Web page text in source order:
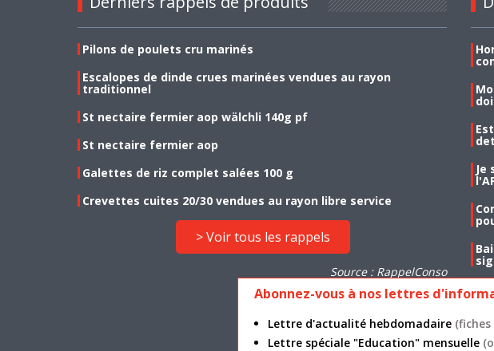
Pilons de poulets cru marinés
Escalopes de dinde crues marinées vendues au rayon
traditionnel
St nectaire fermier aop wälchli 140g pf
St nectaire fermier aop
Galettes de riz complet salées 100 g
Crevettes cuites 20/30 vendues au rayon libre service
> Voir tous les rappels
Source : RappelConso
Je
Abonnez-vous à nos lettres
Lettre d'actualité hebdomadaire
Lettre spéciale "Education" mensuelle